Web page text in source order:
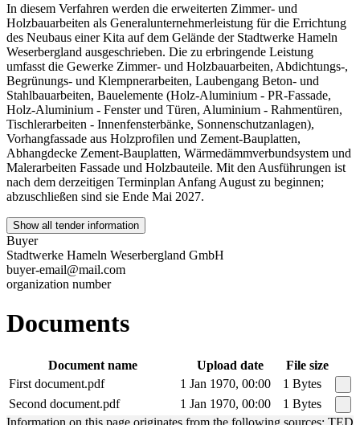
In diesem Verfahren werden die erweiterten Zimmer- und
Holzbauarbeiten als Generalunternehmerleistung für die Errichtung
des Neubaus einer Kita auf dem Gelände der Stadtwerke Hameln
Weserbergland ausgeschrieben. Die zu erbringende Leistung
umfasst die Gewerke Zimmer- und Holzbauarbeiten, Abdichtungs-,
Begrünungs- und Klempnerarbeiten, Laubengang Beton- und
Stahlbauarbeiten, Bauelemente (Holz-Aluminium - PR-Fassade,
Holz-Aluminium - Fenster und Türen, Aluminium - Rahmentüren,
Tischlerarbeiten - Innenfensterbänke, Sonnenschutzanlagen),
Vorhangfassade aus Holzprofilen und Zement-Bauplatten,
Abhangdecke Zement-Bauplatten, Wärmedämmverbundsystem und
Malerarbeiten Fassade und Holzbauteile. Mit den Ausführungen ist
nach dem derzeitigen Terminplan Anfang August zu beginnen;
abzuschließen sind sie Ende Mai 2027.
Show all tender information
Buyer
Stadtwerke Hameln Weserbergland GmbH
buyer-email@mail.com
organization number
Documents
Document name Upload date
File size
First document.pdf
1 Jan 1970, 00:00
1 Bytes
Second document.pdf
1 Jan 1970, 00:00
1 Bytes
Information on this page originates from the following sources: TED